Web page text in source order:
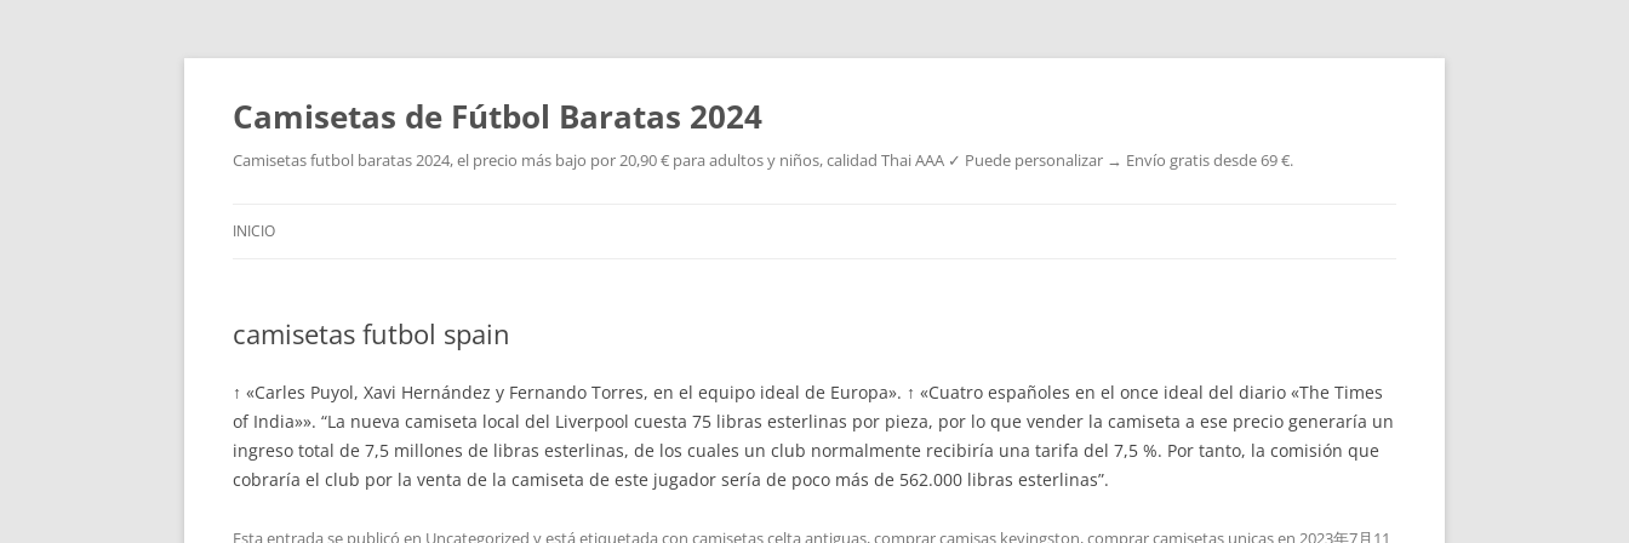
Camisetas de Fútbol Baratas 2024
Camisetas futbol baratas 2024, el precio más bajo por 20,90 € para adultos y niños, calidad Thai AAA ✓ Puede personalizar → Envío gratis desde 69 €.
INICIO
camisetas futbol spain
↑ «Carles Puyol, Xavi Hernández y Fernando Torres, en el equipo ideal de Europa». ↑ «Cuatro españoles en el once ideal del diario «The Times
of India»». “La nueva camiseta local del Liverpool cuesta 75 libras esterlinas por pieza, por lo que vender la camiseta a ese precio generaría un
ingreso total de 7,5 millones de libras esterlinas, de los cuales un club normalmente recibiría una tarifa del 7,5 %. Por tanto, la comisión que
cobraría el club por la venta de la camiseta de este jugador sería de poco más de 562.000 libras esterlinas”.
Esta entrada se publicó en Uncategorized y está etiquetada con camisetas celta antiguas,comprar camisas kevingston,comprar camisetas unicasen 2023年7月11